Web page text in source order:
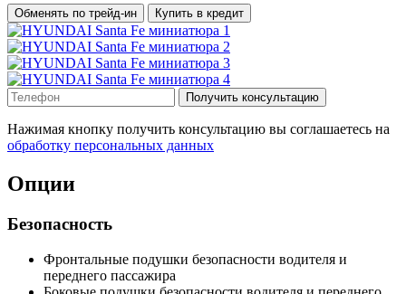
Обменять по трейд-ин Купить в кредит
Получить консультацию
Нажимая кнопку получить консультацию вы соглашаетесь на
обработку персональных данных
Опции
Безопасность
Фронтальные подушки безопасности водителя и
переднего пассажира